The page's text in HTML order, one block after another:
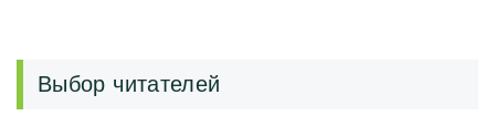
Выбор читателей